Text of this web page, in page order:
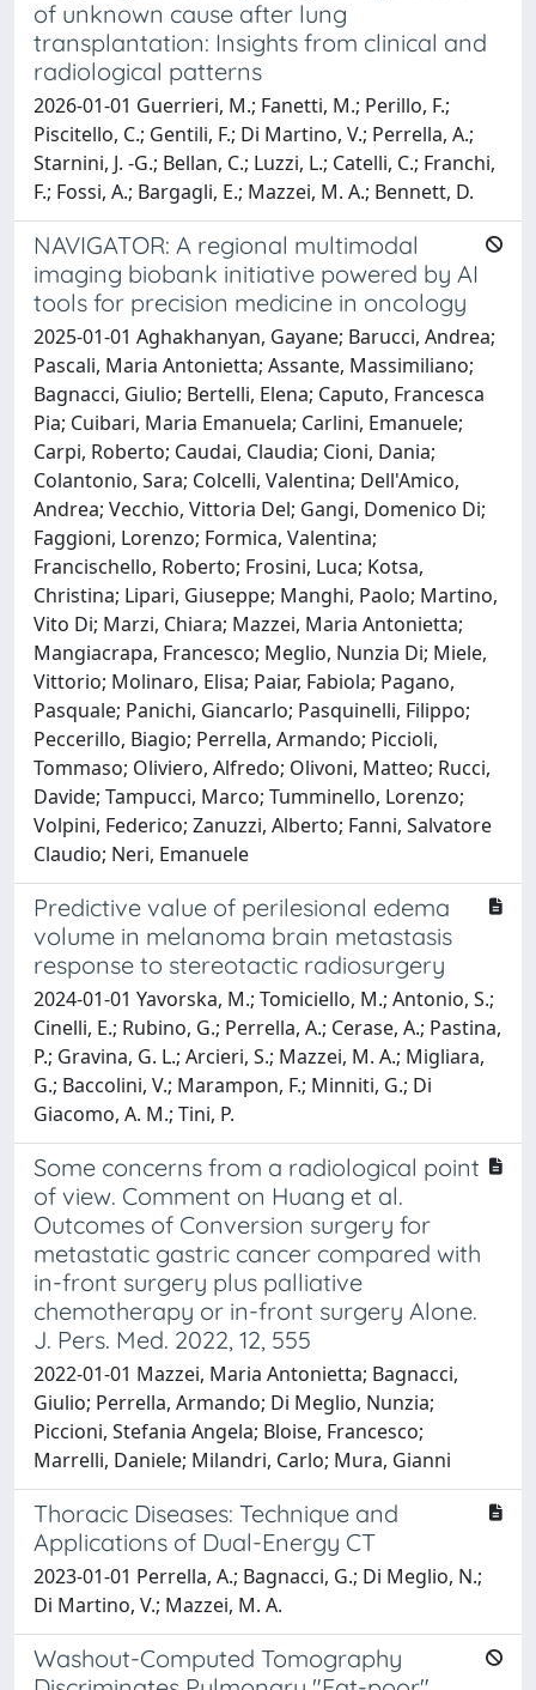
of unknown cause after lung
transplantation: Insights from clinical and
radiological patterns
2026-01-01 Guerrieri, M.; Fanetti, M.; Perillo, F.;
Piscitello, C.; Gentili, F.; Di Martino, V.; Perrella, A.;
Starnini, J. -G.; Bellan, C.; Luzzi, L.; Catelli, C.; Franchi,
F.; Fossi, A.; Bargagli, E.; Mazzei, M. A.; Bennett, D.
NAVIGATOR: A regional multimodal
imaging biobank initiative powered by AI
tools for precision medicine in oncology
2025-01-01 Aghakhanyan, Gayane; Barucci, Andrea;
Pascali, Maria Antonietta; Assante, Massimiliano;
Bagnacci, Giulio; Bertelli, Elena; Caputo, Francesca
Pia; Cuibari, Maria Emanuela; Carlini, Emanuele;
Carpi, Roberto; Caudai, Claudia; Cioni, Dania;
Colantonio, Sara; Colcelli, Valentina; Dell'Amico,
Andrea; Vecchio, Vittoria Del; Gangi, Domenico Di;
Faggioni, Lorenzo; Formica, Valentina;
Francischello, Roberto; Frosini, Luca; Kotsa,
Christina; Lipari, Giuseppe; Manghi, Paolo; Martino,
Vito Di; Marzi, Chiara; Mazzei, Maria Antonietta;
Mangiacrapa, Francesco; Meglio, Nunzia Di; Miele,
Vittorio; Molinaro, Elisa; Paiar, Fabiola; Pagano,
Pasquale; Panichi, Giancarlo; Pasquinelli, Filippo;
Peccerillo, Biagio; Perrella, Armando; Piccioli,
Tommaso; Oliviero, Alfredo; Olivoni, Matteo; Rucci,
Davide; Tampucci, Marco; Tumminello, Lorenzo;
Volpini, Federico; Zanuzzi, Alberto; Fanni, Salvatore
Claudio; Neri, Emanuele
Predictive value of perilesional edema
volume in melanoma brain metastasis
response to stereotactic radiosurgery
2024-01-01 Yavorska, M.; Tomiciello, M.; Antonio, S.;
Cinelli, E.; Rubino, G.; Perrella, A.; Cerase, A.; Pastina,
P.; Gravina, G. L.; Arcieri, S.; Mazzei, M. A.; Migliara,
G.; Baccolini, V.; Marampon, F.; Minniti, G.; Di
Giacomo, A. M.; Tini, P.
Some concerns from a radiological point
of view. Comment on Huang et al.
Outcomes of Conversion surgery for
metastatic gastric cancer compared with
in-front surgery plus palliative
chemotherapy or in-front surgery Alone.
J. Pers. Med. 2022, 12, 555
2022-01-01 Mazzei, Maria Antonietta; Bagnacci,
Giulio; Perrella, Armando; Di Meglio, Nunzia;
Piccioni, Stefania Angela; Bloise, Francesco;
Marrelli, Daniele; Milandri, Carlo; Mura, Gianni
Thoracic Diseases: Technique and
Applications of Dual-Energy CT
2023-01-01 Perrella, A.; Bagnacci, G.; Di Meglio, N.;
Di Martino, V.; Mazzei, M. A.
Washout-Computed Tomography